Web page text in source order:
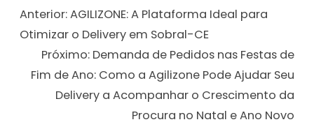
Anterior:AGILIZONE: A Plataforma Ideal para
Otimizar o Delivery em Sobral-CE
Próximo: Demanda de Pedidos nas Festas de
Fim de Ano: Como a Agilizone Pode Ajudar Seu
Delivery a Acompanhar o Crescimento da
Procura no Natal e Ano Novo